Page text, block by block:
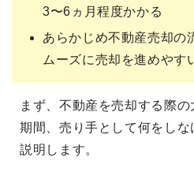
3〜6ヵ月程度かかる
あらかじめ不動産売却の
ムーズに売却を進めやす
まず、不動産を売却する際
期間、売り手として何をし
説明します。